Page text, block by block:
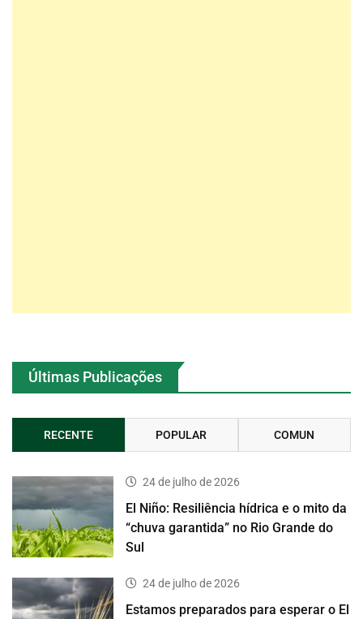
Últimas Publicações
RECENTE POPULAR COMUN
24 de julho de 2026
El Niño: Resiliência hídrica e o mito da
“chuva garantida” no Rio Grande do
Sul
24 de julho de 2026
Estamos preparados para esperar o El